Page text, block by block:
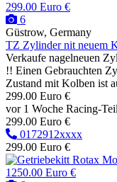
299.00 Euro €
6
Güstrow, Germany
TZ Zylinder nit neuem
Verkaufe nagelneuen
!! Einen Gebrauchten
Zustand mit Kolben ist
299.00 Euro €
vor 1 Woche Racing-
299.00 Euro €
0172912xxxx
299.00 Euro €
1250.00 Euro €